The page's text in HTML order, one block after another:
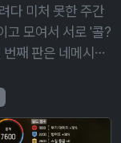
다 미처 못한 주간
고 모여서 서로 '콜?
째 판은 네메시스